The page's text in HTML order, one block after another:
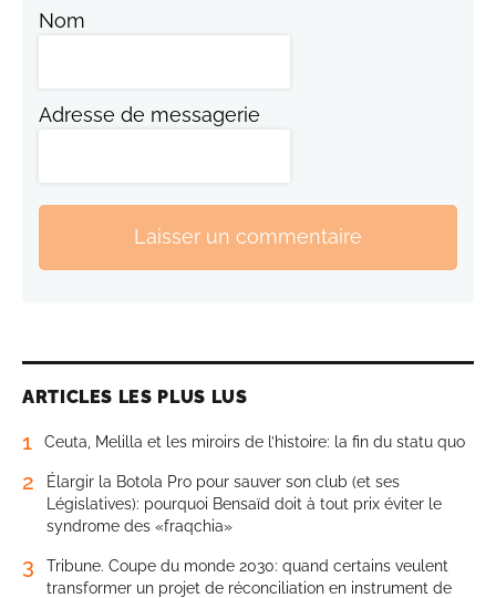
Nom
Adresse de messagerie
Laisser un commentaire
ARTICLES LES PLUS LUS
1 Ceuta, Melilla et les miroirs de l’histoire: la fin du statu quo
2
Élargir la Botola Pro pour sauver son club (et ses
Législatives): pourquoi Bensaïd doit à tout prix éviter le
syndrome des «fraqchia»
3
Tribune. Coupe du monde 2030: quand certains veulent
transformer un projet de réconciliation en instrument de